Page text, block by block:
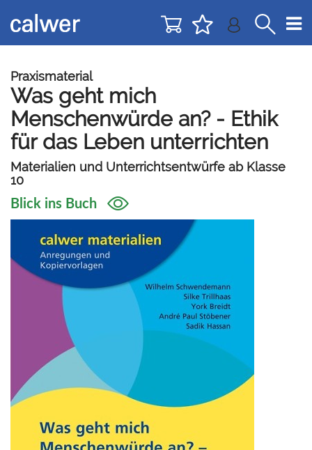
zur
Navigation
zum
Inhalt
Praxismaterial
Was geht mich
Menschenwürde an? - Ethik
für das Leben unterrichten
Materialien und Unterrichtsentwürfe ab Klasse
10
Blick ins Buch